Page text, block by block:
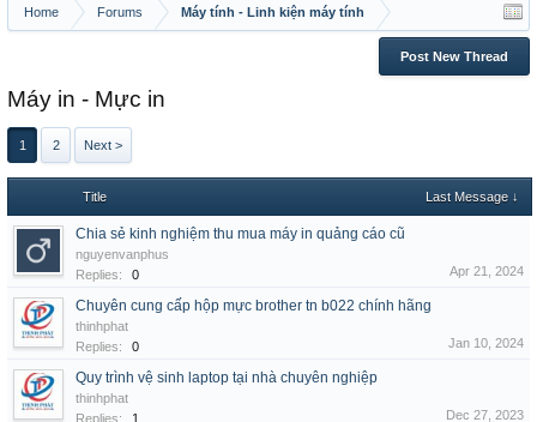
Post New Thread
Home Forums Máy tính - Linh kiện máy tính
Máy in - Mực in
1 2 Next >
Title Last Message ↓
Chia sẻ kinh nghiệm thu mua máy in quảng cáo cũ
nguyenvanphus
Replies:
0 Apr 21, 2024
Chuyên cung cấp hộp mực brother tn b022 chính hãng
thinhphat
Replies:
0 Jan 10, 2024
Quy trình vệ sinh laptop tại nhà chuyên nghiệp
thinhphat
Replies:
1 Dec 27, 2023